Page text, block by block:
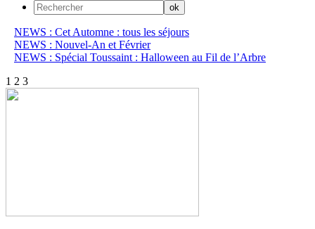
NEWS : Cet Automne : tous les séjours
NEWS : Nouvel-An et Février
NEWS : Spécial Toussaint : Halloween au Fil de l’Arbre
1 2 3